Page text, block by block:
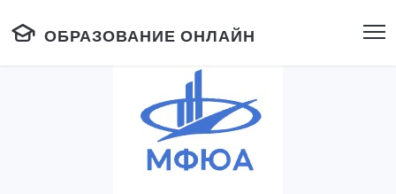
ОБРАЗОВАНИЕ ОНЛАЙН